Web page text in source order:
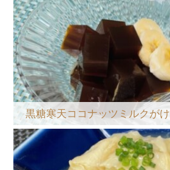
黒糖寒天ココナッツミルクがけ